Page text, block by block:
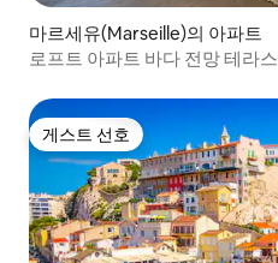
마르세유(Marseille)의 아파트
로프트 아파트 바다 전망 테라스
게스트 선호
게스트 선호